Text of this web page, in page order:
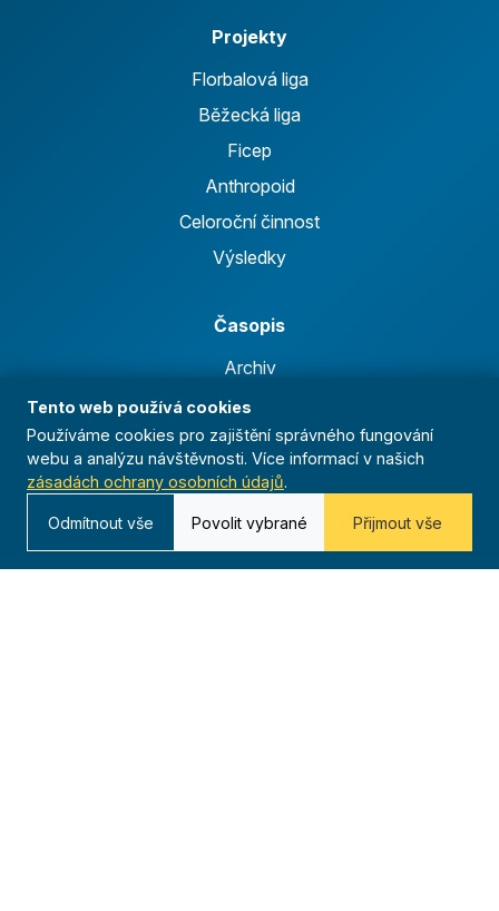
Projekty
Florbalová liga
Běžecká liga
Ficep
Anthropoid
Celoroční činnost
Výsledky
Časopis
Archiv
Redakce
Kontakt
Kurská 792/3,
IČO 00544833
Tento web používá cookies
Používáme cookies pro zajištění správného fungování
webu a analýzu návštěvnosti. Více informací v našich
zásadách ochrany osobních údajů.
Odmítnout vše Povolit vybrané Přijmout vše